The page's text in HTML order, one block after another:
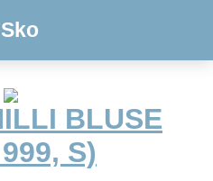
BLUSE
S)